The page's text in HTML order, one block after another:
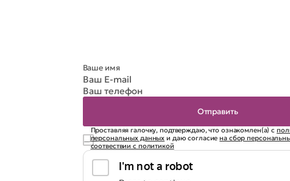
Проставляя галочку, подтверждаю, что ознакомлен(а) с
персональных данных и даю согласиена сбор
соотвествии с политикой